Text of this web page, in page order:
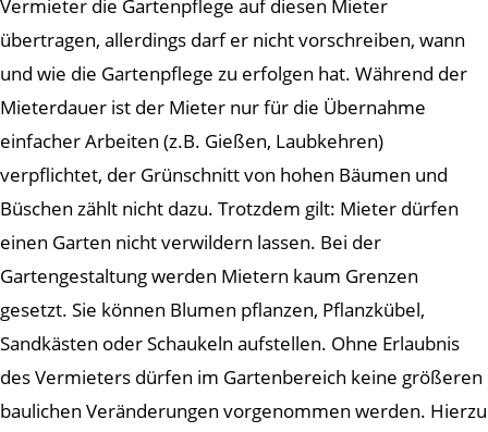
Vermieter die Gartenpflege auf diesen Mieter
übertragen, allerdings darf er nicht vorschreiben, wann
und wie die Gartenpflege zu erfolgen hat. Während der
Mieterdauer ist der Mieter nur für die Übernahme
einfacher Arbeiten (z.B. Gießen, Laubkehren)
verpflichtet, der Grünschnitt von hohen Bäumen und
Büschen zählt nicht dazu. Trotzdem gilt: Mieter dürfen
einen Garten nicht verwildern lassen. Bei der
Gartengestaltung werden Mietern kaum Grenzen
gesetzt. Sie können Blumen pflanzen, Pflanzkübel,
Sandkästen oder Schaukeln aufstellen. Ohne Erlaubnis
des Vermieters dürfen im Gartenbereich keine größeren
baulichen Veränderungen vorgenommen werden. Hierzu